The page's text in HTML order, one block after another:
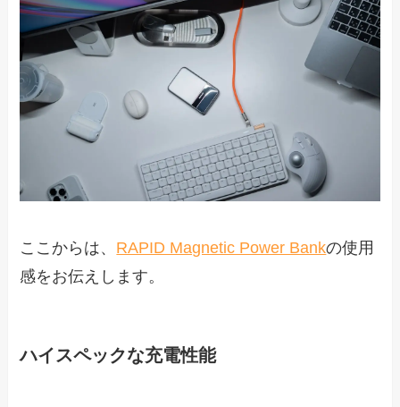
ここからは、 RAPID Magnetic Power Bankの使用
感をお伝えします。
ハイスペックな充電性能